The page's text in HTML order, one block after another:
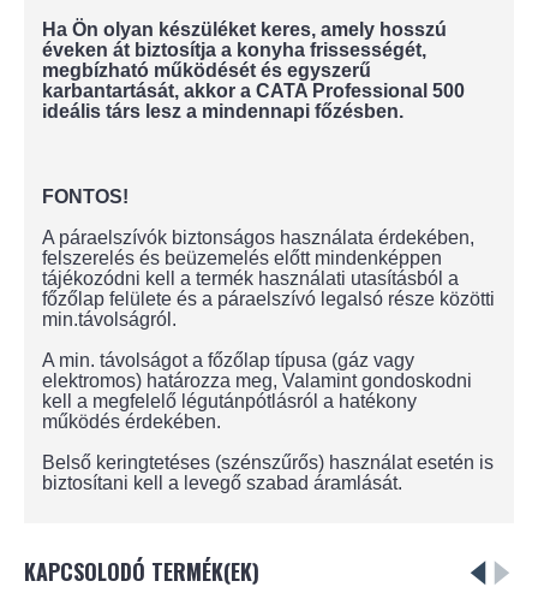
Ha Ön olyan készüléket keres, amely hosszú
éveken át biztosítja a konyha frissességét,
megbízható működését és egyszerű
karbantartását, akkor a CATA Professional 500
ideális társ lesz a mindennapi főzésben.
FONTOS!
A páraelszívók biztonságos használata érdekében,
felszerelés és beüzemelés előtt mindenképpen
tájékozódni kell a termék használati utasításból a
főzőlap felülete és a páraelszívó legalsó része közötti
min.távolságról.
A min. távolságot a főzőlap típusa (gáz vagy
elektromos) határozza meg, Valamint gondoskodni
kell a megfelelő légutánpótlásról a hatékony
működés érdekében.
Belső keringtetéses (szénszűrős) használat esetén is
biztosítani kell a levegő szabad áramlását.
KAPCSOLODÓ TERMÉK(EK)